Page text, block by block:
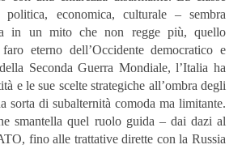
economica, culturale – sembra
in un mito che non regge più, quello
eterno dell’Occidente democratico e
Seconda Guerra Mondiale, l’Italia ha
e le sue scelte strategiche all’ombra degli
sorta di subalternità comoda ma limitante.
smantella quel ruolo guida – dai dazi al
fino alle trattative dirette con la Russia